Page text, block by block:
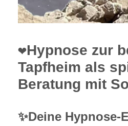
❤️Hypnose zur
Tapfheim als
Beratung mit
✨Deine